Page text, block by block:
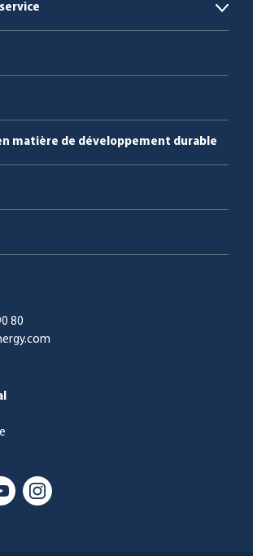
biomasse et à déchets
Open
matière de développement durable
80